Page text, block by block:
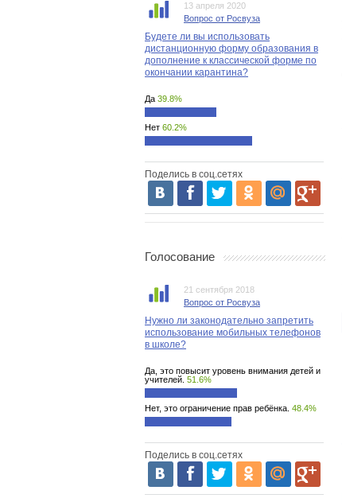
13 апреля 2020
Вопрос от Росвуза
Будете ли вы использовать
дистанционную форму образования в
дополнение к классической форме по
окончании карантина?
Да 39.8%
Нет 60.2%
Поделись в соц.сетях
Голосование
21 сентября 2018
Вопрос от Росвуза
Нужно ли законодательно запретить
использование мобильных телефонов
в школе?
Да, это повысит уровень внимания детей и
учителей. 51.6%
Нет, это ограничение прав ребёнка. 48.4%
Поделись в соц.сетях